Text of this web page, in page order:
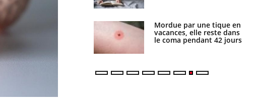
Pourquoi manger moins Mordue par une tique en
vacances, elle reste dans
le coma pendant 42 jours